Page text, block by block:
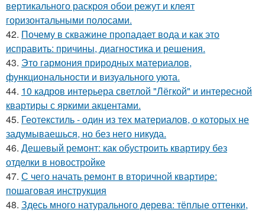
вертикального раскроя обои режут и клеят
горизонтальными полосами.
42. Почему в скважине пропадает вода и как это
исправить: причины, диагностика и решения.
43. Это гармония природных материалов,
функциональности и визуального уюта.
44. 10 кадров интерьера светлой "Лёгкой" и интересной
квартиры с яркими акцентами.
45. Геотекстиль - один из тех материалов, о которых не
задумываешься, но без него никуда.
46. Дешевый ремонт: как обустроить квартиру без
отделки в новостройке
47. С чего начать ремонт в вторичной квартире:
пошаговая инструкция
48. Здесь много натурального дерева: тёплые оттенки,